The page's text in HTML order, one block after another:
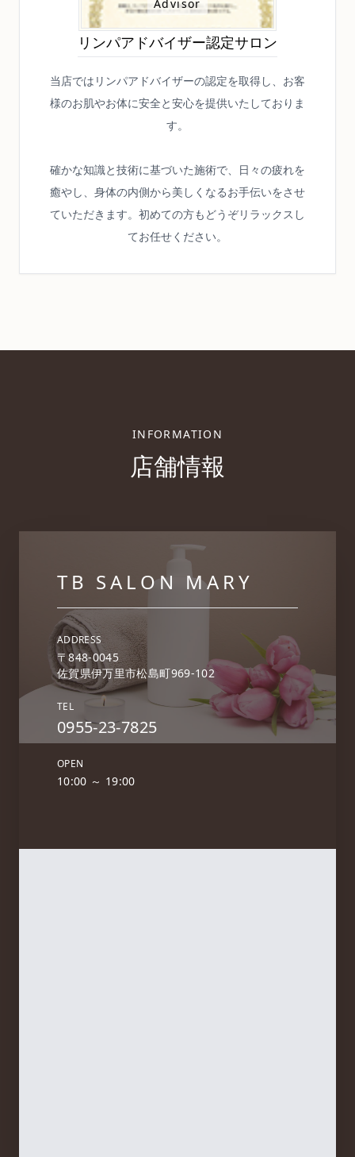
Advisor
リンパアドバイザー認定サロン
当店ではリンパアドバイザーの認定を取得し、お客
様のお肌やお体に安全と安心を提供いたしておりま
す。
確かな知識と技術に基づいた施術で、日々の疲れを
癒やし、身体の内側から美しくなるお手伝いをさせ
ていただきます。初めての方もどうぞリラックスし
てお任せください。
INFORMATION
店舗情報
TB SALON MARY
ADDRESS
〒848-0045
佐賀県伊万里市松島町969-102
TEL
0955-23-7825
OPEN
10:00 ～ 19:00